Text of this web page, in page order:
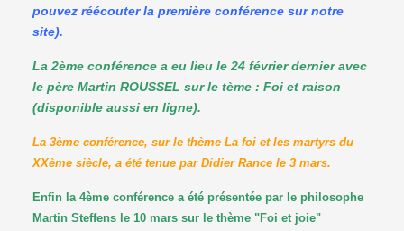
pouvez réécouter la première conférence sur notre
site).
La 2ème conférence a eu lieu le 24 février dernier avec
le père Martin ROUSSEL sur le tème : Foi et raison
(disponible aussi en ligne).
La 3ème conférence, sur le thème La foi et les martyrs du
XXème siècle, a été tenue par Didier Rance le 3 mars.
Enfin la 4ème conférence a été présentée par le philosophe
Martin Steffens le 10 mars sur le thème "Foi et joie"